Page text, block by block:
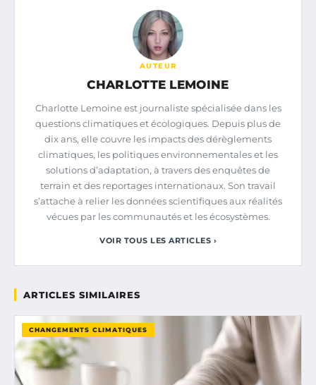
AUTEUR
CHARLOTTE LEMOINE
Charlotte Lemoine est journaliste spécialisée dans les
questions climatiques et écologiques. Depuis plus de
dix ans, elle couvre les impacts des dérèglements
climatiques, les politiques environnementales et les
solutions d’adaptation, à travers des enquêtes de
terrain et des reportages internationaux. Son travail
s’attache à relier les données scientifiques aux réalités
vécues par les communautés et les écosystèmes.
VOIR TOUS LES ARTICLES ›
ARTICLES SIMILAIRES
CHANGEMENTS CLIMATIQUES